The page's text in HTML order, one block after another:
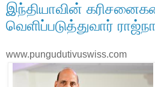
இந்தியாவின்
வெளிப்படுத்துவார்
www.pungudutivuswiss.com